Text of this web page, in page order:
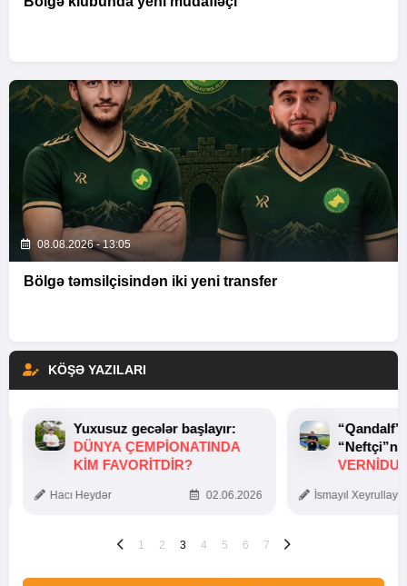
08.08.2026 - 13:05
Bölgə təmsilçisindən iki yeni transfer
KÖŞƏ YAZILARI
Yuxusuz gecələr başlayır:
DÜNYA ÇEMPIONATINDA
KIM FAVORITDIR?
Hacı Heydər 02.06.2026 İsmayıl
1 2 3 4 5 6 7